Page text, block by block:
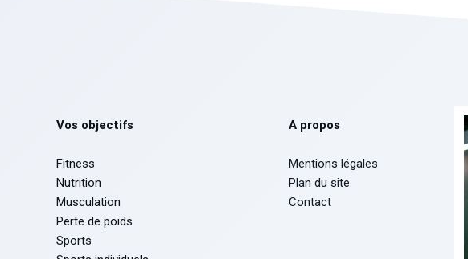
Vos objectifs
Fitness
Nutrition
Musculation
Perte de poids
Sports
A propos
Mentions légales
Plan du site
Contact